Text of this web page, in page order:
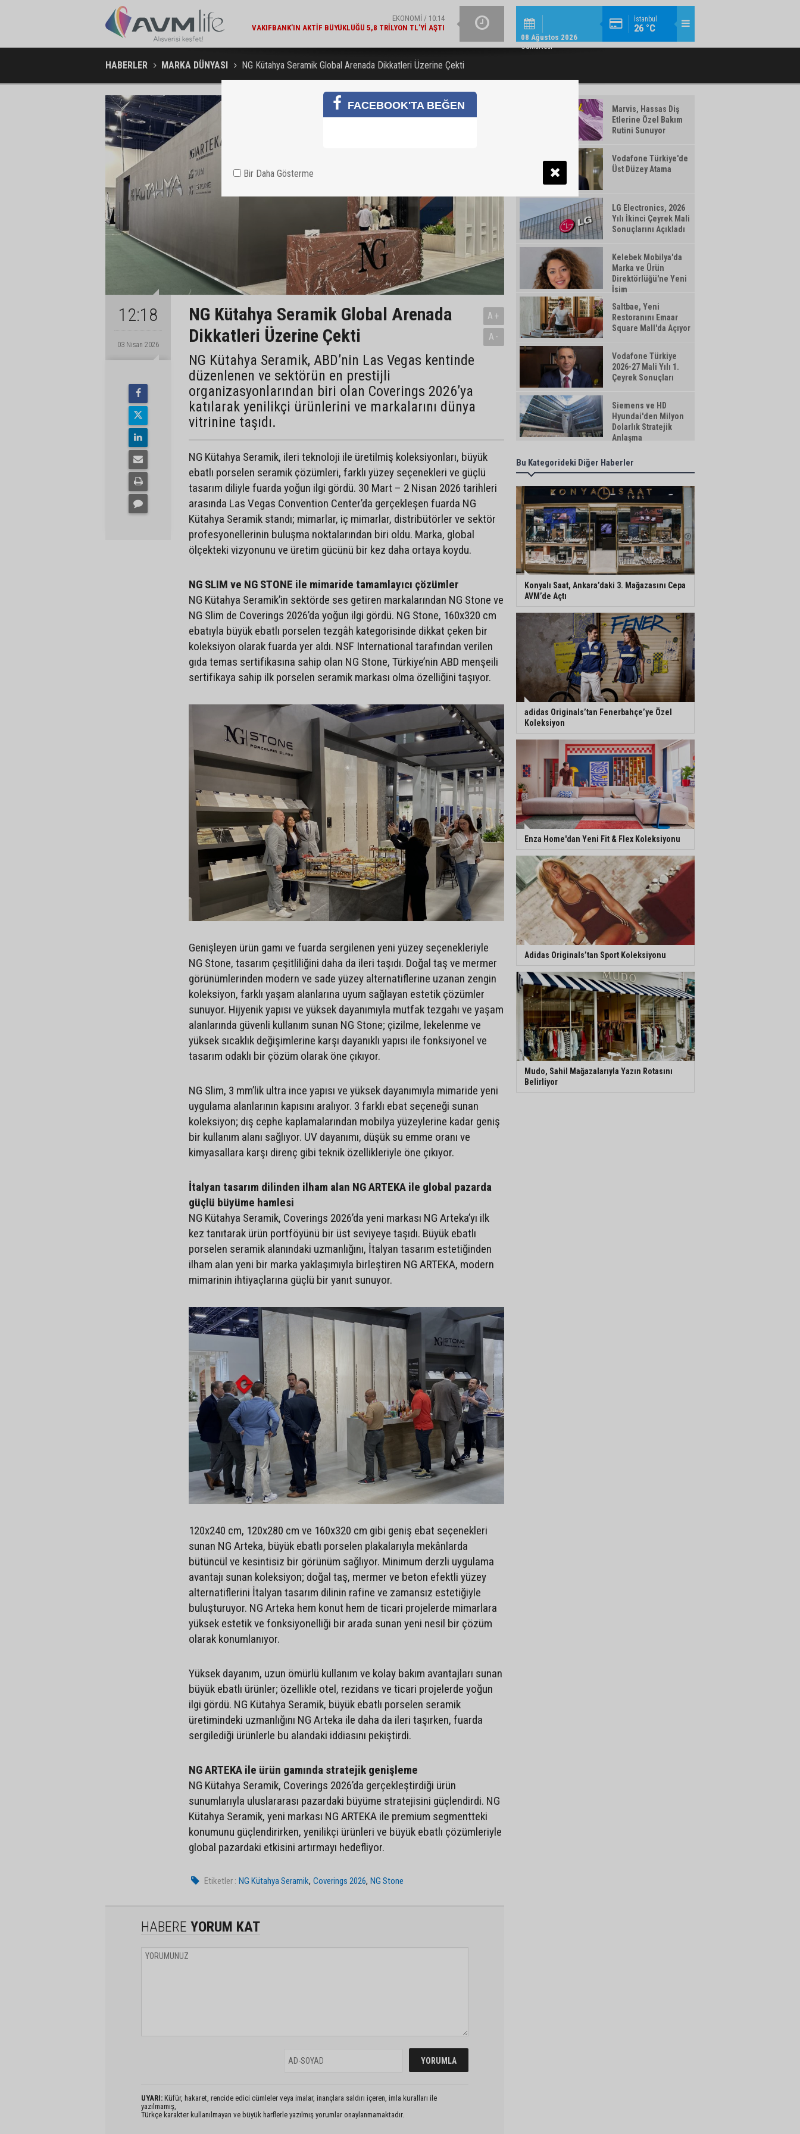
İstanbul
26 °C
08 Ağustos 2026
Cumartesi
ŞIRKET HABERLERI / 15:15
252 GENÇ YETENEK KARIYERLERINE İLK ADIMI TURKCELL’DE
EKONOMI / 14:22
ALBARAKA TÜRK'TEN EKONOMIYE 363 MILYAR TL FINANSMAN
EBEBEK 2026 YILI İKINCI ÇEYREK
HABERLER MARKA DÜNYASI NG Kütahya Seramik Global Arenada Dikkatleri Üzerine Çekti
12:18
03 Nisan 2026
NG Kütahya Seramik Global Arenada
Dikkatleri Üzerine Çekti
NG Kütahya Seramik, ABD’nin Las Vegas kentinde
düzenlenen ve sektörün en prestijli
organizasyonlarından biri olan Coverings 2026’ya
katılarak yenilikçi ürünlerini ve markalarını dünya
vitrinine taşıdı.
A+
A-
NG Kütahya Seramik, ileri teknoloji ile üretilmiş koleksiyonları, büyük
ebatlı porselen seramik çözümleri, farklı yüzey seçenekleri ve güçlü
tasarım diliyle fuarda yoğun ilgi gördü. 30 Mart – 2 Nisan 2026 tarihleri
arasında Las Vegas Convention Center’da gerçekleşen fuarda NG
Kütahya Seramik standı; mimarlar, iç mimarlar, distribütörler ve sektör
profesyonellerinin buluşma noktalarından biri oldu. Marka, global
ölçekteki vizyonunu ve üretim gücünü bir kez daha ortaya koydu.
NG SLIM ve NG STONE ile mimaride tamamlayıcı çözümler
NG Kütahya Seramik’in sektörde ses getiren markalarından NG Stone ve
NG Slim de Coverings 2026’da yoğun ilgi gördü. NG Stone, 160x320 cm
ebatıyla büyük ebatlı porselen tezgâh kategorisinde dikkat çeken bir
koleksiyon olarak fuarda yer aldı. NSF International tarafından verilen
gıda temas sertifikasına sahip olan NG Stone, Türkiye’nin ABD menşeili
sertifikaya sahip ilk porselen seramik markası olma özelliğini taşıyor.
Genişleyen ürün gamı ve fuarda sergilenen yeni yüzey seçenekleriyle
NG Stone, tasarım çeşitliliğini daha da ileri taşıdı. Doğal taş ve mermer
görünümlerinden modern ve sade yüzey alternatiflerine uzanan zengin
koleksiyon, farklı yaşam alanlarına uyum sağlayan estetik çözümler
sunuyor. Hijyenik yapısı ve yüksek dayanımıyla mutfak tezgahı ve yaşam
alanlarında güvenli kullanım sunan NG Stone; çizilme, lekelenme ve
yüksek sıcaklık değişimlerine karşı dayanıklı yapısı ile fonksiyonel ve
tasarım odaklı bir çözüm olarak öne çıkıyor.
NG Slim, 3 mm’lik ultra ince yapısı ve yüksek dayanımıyla mimaride yeni
uygulama alanlarının kapısını aralıyor. 3 farklı ebat seçeneği sunan
koleksiyon; dış cephe kaplamalarından mobilya yüzeylerine kadar geniş
bir kullanım alanı sağlıyor. UV dayanımı, düşük su emme oranı ve
kimyasallara karşı direnç gibi teknik özellikleriyle öne çıkıyor.
İtalyan tasarım dilinden ilham alan NG ARTEKA ile global pazarda
güçlü büyüme hamlesi
NG Kütahya Seramik, Coverings 2026’da yeni markası NG Arteka’yı ilk
kez tanıtarak ürün portföyünü bir üst seviyeye taşıdı. Büyük ebatlı
porselen seramik alanındaki uzmanlığını, İtalyan tasarım estetiğinden
ilham alan yeni bir marka yaklaşımıyla birleştiren NG ARTEKA, modern
mimarinin ihtiyaçlarına güçlü bir yanıt sunuyor.
120x240 cm, 120x280 cm ve 160x320 cm gibi geniş ebat seçenekleri
sunan NG Arteka, büyük ebatlı porselen plakalarıyla mekânlarda
bütüncül ve kesintisiz bir görünüm sağlıyor. Minimum derzli uygulama
avantajı sunan koleksiyon; doğal taş, mermer ve beton efektli yüzey
alternatiflerini İtalyan tasarım dilinin rafine ve zamansız estetiğiyle
buluşturuyor. NG Arteka hem konut hem de ticari projelerde mimarlara
yüksek estetik ve fonksiyonelliği bir arada sunan yeni nesil bir çözüm
olarak konumlanıyor.
Yüksek dayanım, uzun ömürlü kullanım ve kolay bakım avantajları sunan
büyük ebatlı ürünler; özellikle otel, rezidans ve ticari projelerde yoğun
ilgi gördü. NG Kütahya Seramik, büyük ebatlı porselen seramik
üretimindeki uzmanlığını NG Arteka ile daha da ileri taşırken, fuarda
sergilediği ürünlerle bu alandaki iddiasını pekiştirdi.
NG ARTEKA ile ürün gamında stratejik genişleme
NG Kütahya Seramik, Coverings 2026’da gerçekleştirdiği ürün
sunumlarıyla uluslararası pazardaki büyüme stratejisini güçlendirdi. NG
Kütahya Seramik, yeni markası NG ARTEKA ile premium segmentteki
konumunu güçlendirirken, yenilikçi ürünleri ve büyük ebatlı çözümleriyle
global pazardaki etkisini artırmayı hedefliyor.
Etiketler : NG Kütahya Seramik,Coverings 2026,NG Stone
HABERE YORUM KAT
UYARI: Küfür, hakaret, rencide edici cümleler veya imalar, inançlara saldırı içeren, imla kuralları ile
yazılmamış,
Türkçe karakter kullanılmayan ve büyük harflerle yazılmış yorumlar onaylanmamaktadır.
Marvis, Hassas Diş
Etlerine Özel Bakım
Rutini Sunuyor
Vodafone Türkiye'de
Üst Düzey Atama
LG Electronics, 2026
Yılı İkinci Çeyrek Mali
Sonuçlarını Açıkladı
Kelebek Mobilya'da
Marka ve Ürün
Direktörlüğü'ne Yeni
İsim
Saltbae, Yeni
Restoranını Emaar
Square Mall'da Açıyor
Vodafone Türkiye
2026-27 Mali Yılı 1.
Çeyrek Sonuçları
Siemens ve HD
Hyundai'den Milyon
Dolarlık Stratejik
Anlaşma
Bu Kategorideki Diğer Haberler
Konyalı Saat, Ankara’daki 3. Mağazasını Cepa
AVM’de Açtı
adidas Originals’tan Fenerbahçe’ye Özel
Koleksiyon
Enza Home'dan Yeni Fit & Flex Koleksiyonu
Adidas Originals’tan Sport Koleksiyonu
Mudo, Sahil Mağazalarıyla Yazın Rotasını
Belirliyor
FACEBOOK'TA BEĞEN
Bir Daha Gösterme